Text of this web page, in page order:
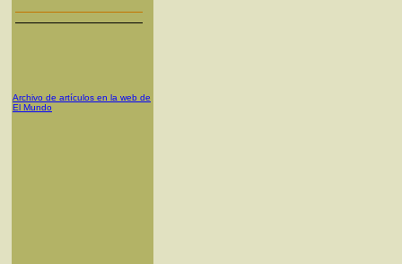
Archivo de artículos en la web de
El Mundo